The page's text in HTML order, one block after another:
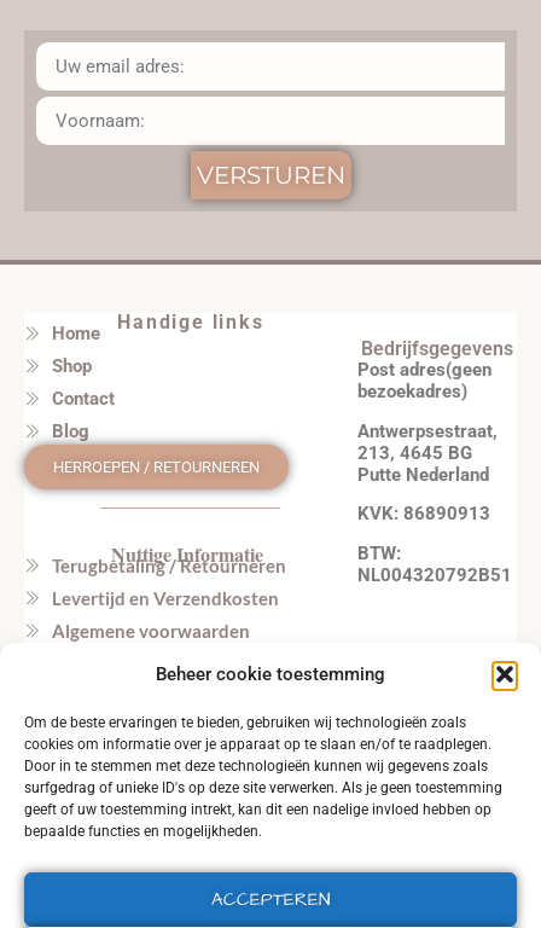
Beheer cookie toestemming
Om de beste ervaringen te bieden, gebruiken wij technologieën zoals
cookies om informatie over je apparaat op te slaan en/of te raadplegen.
Door in te stemmen met deze technologieën kunnen wij gegevens zoals
surfgedrag of unieke ID's op deze site verwerken. Als je geen toestemming
geeft of uw toestemming intrekt, kan dit een nadelige invloed hebben op
bepaalde functies en mogelijkheden.
ACCEPTEREN
VERSTUREN
Handige links
Home
Shop
Contact
Blog
HERROEPEN / RETOURNEREN
Nuttige Informatie
Terugbetaling / Retourneren
Levertijd en Verzendkosten
Algemene voorwaarden
Privacy beleid
Tel. NL: +31164603172 (NL, EN)
Tel. BE: +32495219857 (NL, EN)
Bedrijfsgegevens
Post adres(geen
bezoekadres)
Antwerpsestraat,
213, 4645 BG
Putte Nederland
KVK: 86890913
BTW:
NL004320792B51